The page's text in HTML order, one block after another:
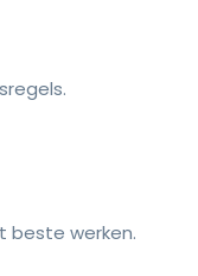
beste werken.